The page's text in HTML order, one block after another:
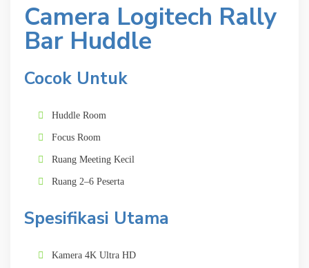
Camera Logitech Rally
Bar Huddle
Cocok Untuk
Huddle Room
Focus Room
Ruang Meeting Kecil
Ruang 2–6 Peserta
Spesifikasi Utama
Kamera 4K Ultra HD